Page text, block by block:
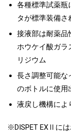
各種標準試薬瓶
タが標準装備さ
接液部は耐薬品
ホウケイ酸ガラ
リジウム
長さ調整可能な
のボトルに使用
液戻し機構によ
※DISPET EXⅡには